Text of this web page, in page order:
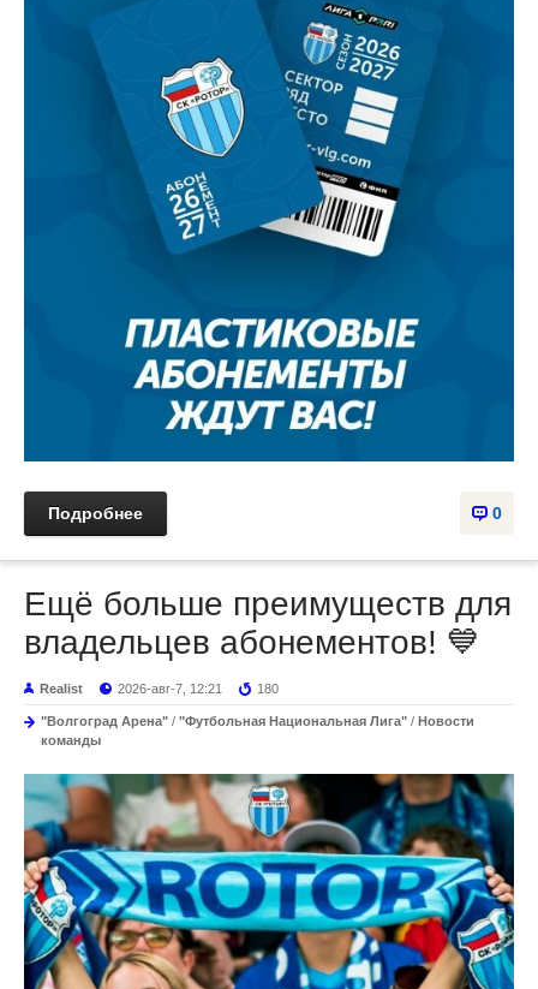
0
Подробнее
Ещё больше преимуществ для
владельцев абонементов! 💙
Realist 2026-авг-7, 12:21 180
"Волгоград Арена" / "Футбольная Национальная Лига" / Новости
команды